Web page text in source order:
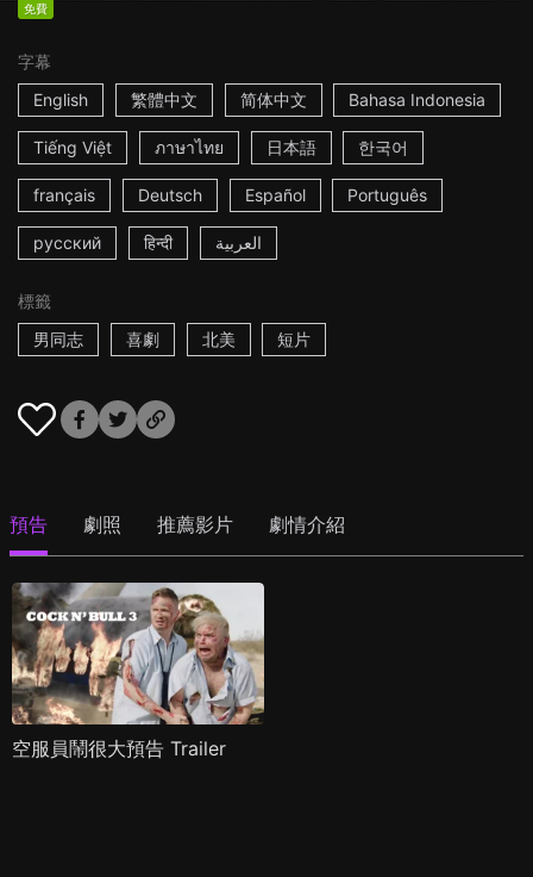
免費
字幕
English
繁體中文 简体中文 Bahasa Indonesia
Tiếng Việt ภาษาไทย 日本語 한국어
français Deutsch Español Português
русский हिन्दी العربية
標籤
男同志
喜劇 北美 短片
預告 劇照 推薦影片 劇情介紹
空服員鬧很大預告 Trailer